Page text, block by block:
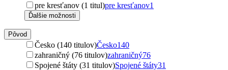
pre kresťanov (1 titul)pre kresťanov1
Ďalšie možnosti
Pôvod
Česko (140 titulov)Česko140
zahraničný (76 titulov)zahraničný76
Spojené štáty (31 titulov)Spojené štáty31